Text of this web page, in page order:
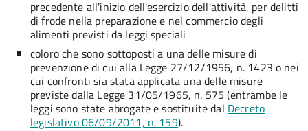
precedente all'inizio dell'esercizio dell'attività, per delitti
di frode nella preparazione e nel commercio degli
alimenti previsti da leggi speciali
coloro che sono sottoposti a una delle misure di
prevenzione di cui alla Legge 27/12/1956, n. 1423 o nei
cui confronti sia stata applicata una delle misure
previste dalla Legge 31/05/1965, n. 575 (entrambe le
leggi sono state abrogate e sostituite dal Decreto
legislativo 06/09/2011, n. 159).